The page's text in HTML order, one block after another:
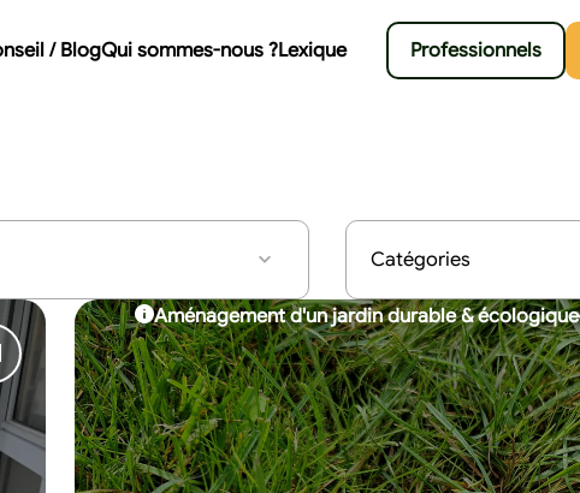
/ BlogQui sommes-nous ?Lexique Professionnels
Aménagement d'un jardin durable & écologique